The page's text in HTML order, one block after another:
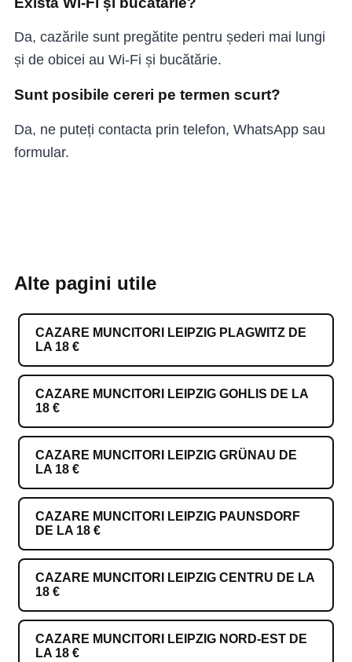
Da, cazările sunt pregătite pentru șederi mai lungi
și de obicei au Wi-Fi și bucătărie.
Sunt posibile cereri pe termen scurt?
Da, ne puteți contacta prin telefon, WhatsApp sau
formular.
Alte pagini utile
CAZARE MUNCITORI LEIPZIG PLAGWITZ DE
LA 18 €
CAZARE MUNCITORI LEIPZIG GOHLIS DE LA
18 €
CAZARE MUNCITORI LEIPZIG GRÜNAU DE
LA 18 €
CAZARE MUNCITORI LEIPZIG PAUNSDORF
DE LA 18 €
CAZARE MUNCITORI LEIPZIG CENTRU DE LA
18 €
CAZARE MUNCITORI LEIPZIG NORD-EST DE
LA 18 €